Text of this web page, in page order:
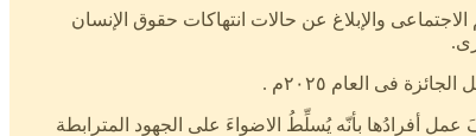
والإبلاغ عن حالات انتهاكات حقوق الإنسان
أفرادُها بأنّه يُسلِّطُ الاضواءَ على الجهود المترابطة